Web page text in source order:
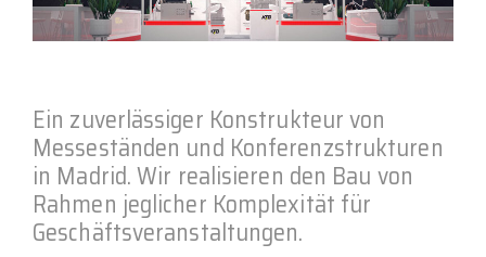
Ein zuverlässiger Konstrukteur von
Messeständen und Konferenzstrukturen
in Madrid. Wir realisieren den Bau von
Rahmen jeglicher Komplexität für
Geschäftsveranstaltungen.